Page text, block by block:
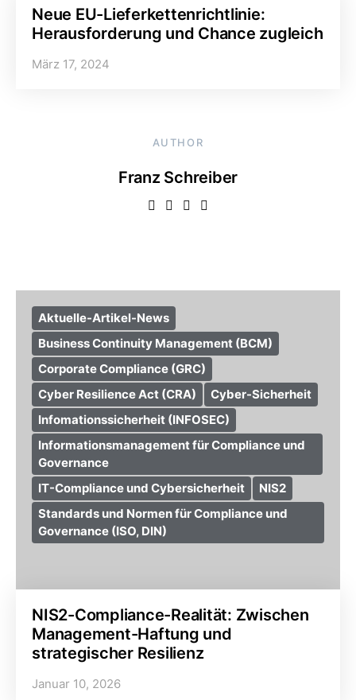
Neue EU-Lieferkettenrichtlinie:
Herausforderung und Chance zugleich
März 17, 2024
AUTHOR
Franz Schreiber
Aktuelle-Artikel-News
Business Continuity Management (BCM)
Corporate Compliance (GRC)
Cyber Resilience Act (CRA)
Cyber-Sicherheit
Infomationssicherheit (INFOSEC)
Informationsmanagement für Compliance und
Governance
IT-Compliance und Cybersicherheit
NIS2
Standards und Normen für Compliance und
Governance (ISO, DIN)
NIS2-Compliance-Realität: Zwischen
Management-Haftung und
strategischer Resilienz
Januar 10, 2026